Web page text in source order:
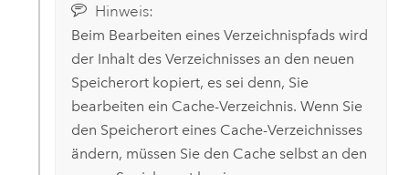
Hinweis:
Beim Bearbeiten eines Verzeichnispfads wird
der Inhalt des Verzeichnisses an den neuen
Speicherort kopiert, es sei denn, Sie
bearbeiten ein Cache-Verzeichnis. Wenn Sie
den Speicherort eines Cache-Verzeichnisses
ändern, müssen Sie den Cache selbst an den